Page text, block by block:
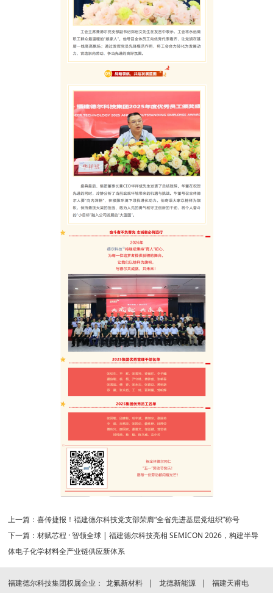
上一篇：喜传捷报！福建德尔科技党支部荣膺“全省先进基层党组织”称号
下一篇：材赋芯程 · 智领全球 | 福建德尔科技亮相 SEMICON 2026，构建半导
体电子化学材料全产业链供应新体系
福建德尔科技集团权属企业： 龙氟新材料 龙德新能源
福建天甫电